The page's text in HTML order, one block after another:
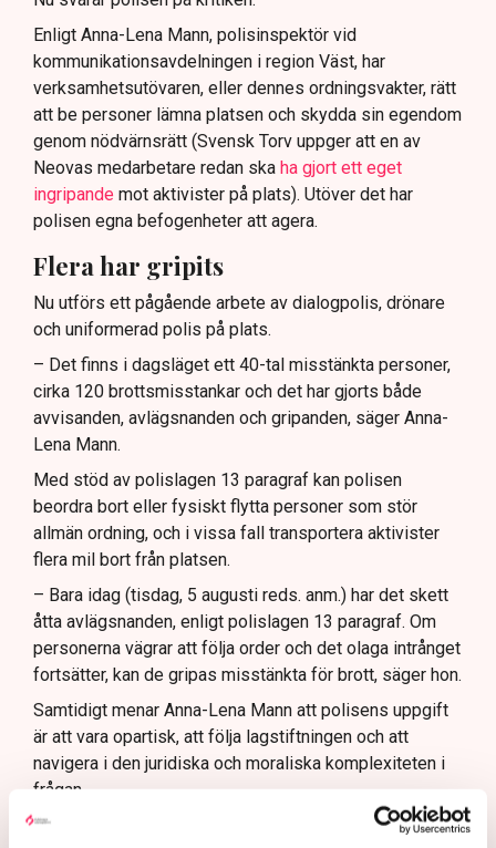
Enligt Anna-Lena Mann, polisinspektör vid
kommunikationsavdelningen i region Väst, har
verksamhetsutövaren, eller dennes ordningsvakter, rätt
att be personer lämna platsen och skydda sin egendom
genom nödvärnsrätt (Svensk Torv uppger att en av
Neovas medarbetare redan ska ha gjort ett eget
ingripande mot aktivister på plats). Utöver det har
polisen egna befogenheter att agera.
Flera har gripits
Nu utförs ett pågående arbete av dialogpolis, drönare
och uniformerad polis på plats.
– Det finns i dagsläget ett 40-tal misstänkta personer,
cirka 120 brottsmisstankar och det har gjorts både
avvisanden, avlägsnanden och gripanden, säger Anna-
Lena Mann.
Med stöd av polislagen 13 paragraf kan polisen
beordra bort eller fysiskt flytta personer som stör
allmän ordning, och i vissa fall transportera aktivister
flera mil bort från platsen.
– Bara idag (tisdag, 5 augusti reds. anm.) har det skett
åtta avlägsnanden, enligt polislagen 13 paragraf. Om
personerna vägrar att följa order och det olaga intrånget
fortsätter, kan de gripas misstänkta för brott, säger hon.
Samtidigt menar Anna-Lena Mann att polisens uppgift
är att vara opartisk, att följa lagstiftningen och att
navigera i den juridiska och moraliska komplexiteten i
frågan.
Rätten har sina gränser